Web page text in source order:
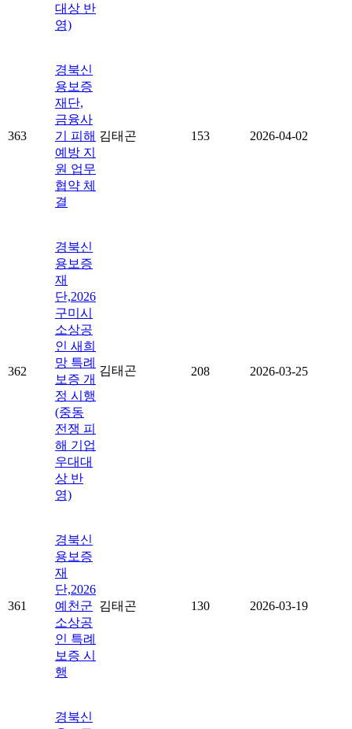
대상 반
영)
363
경북신
용보증
재단,
금융사
기 피해
예방 지
원 업무
협약 체
결
김태곤 153 2026-04-02
362
경북신
용보증
재
단,2026
구미시
소상공
인 새희
망 특례
보증 개
정 시행
(중동
전쟁 피
해 기업
우대대
상 반
영)
김태곤 208 2026-03-25
361
경북신
용보증
재
단,2026
예천군
소상공
인 특례
보증 시
행
김태곤 130 2026-03-19
경북신